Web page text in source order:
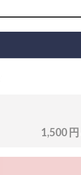
1,500 円